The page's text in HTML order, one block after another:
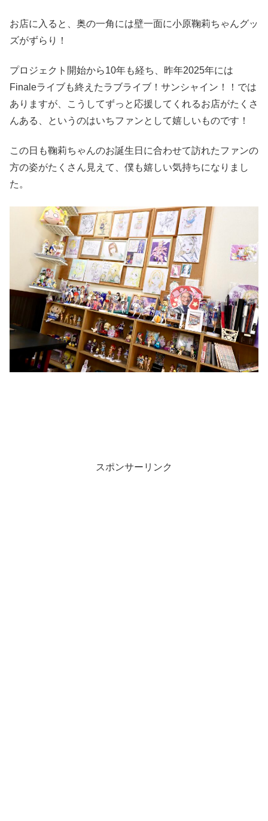
お店に入ると、奥の一角には壁一面に小原鞠莉ちゃんグッ
ズがずらり！
プロジェクト開始から10年も経ち、昨年2025年には
Finaleライブも終えたラブライブ！サンシャイン！！では
ありますが、こうしてずっと応援してくれるお店がたくさ
んある、というのはいちファンとして嬉しいものです！
この日も鞠莉ちゃんのお誕生日に合わせて訪れたファンの
方の姿がたくさん見えて、僕も嬉しい気持ちになりまし
た。
スポンサーリンク